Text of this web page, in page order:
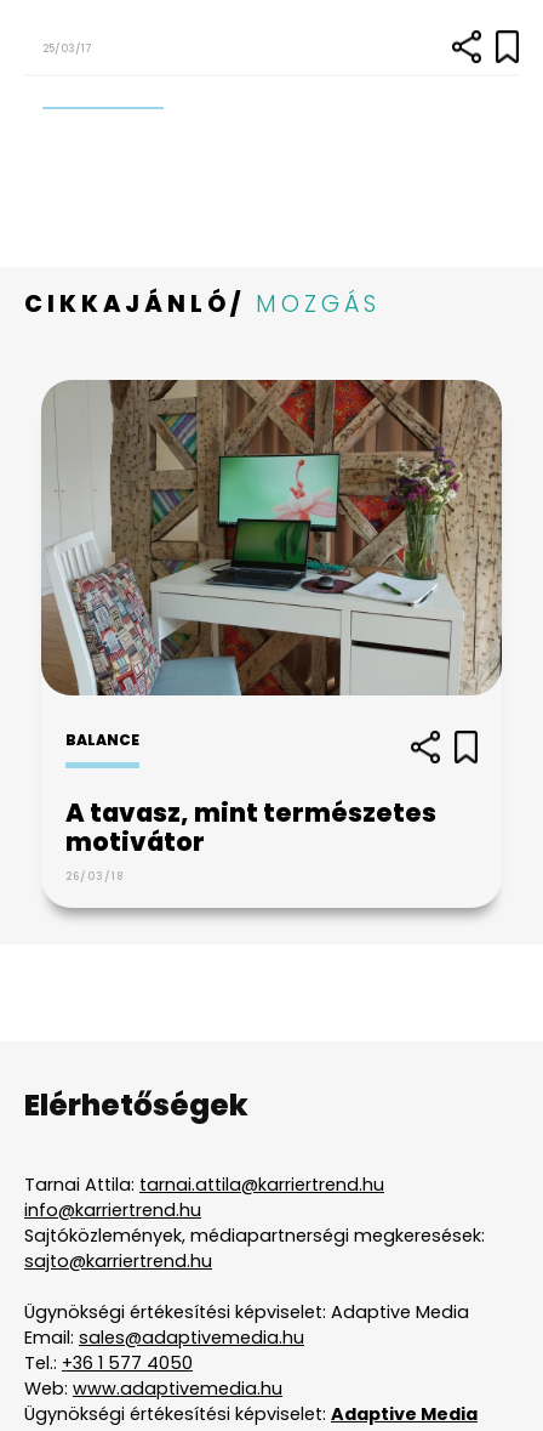
25/03/17
CIKKAJÁNLÓ/ MOZGÁS
BALANCE
A tavasz, mint természetes
motivátor
26/03/18
Elérhetőségek
Tarnai Attila: tarnai.attila@karriertrend.hu
info@karriertrend.hu
Sajtóközlemények, médiapartnerségi megkeresések:
sajto@karriertrend.hu
Ügynökségi értékesítési képviselet: Adaptive Media
Email: sales@adaptivemedia.hu
Tel.: +36 1 577 4050
Web: www.adaptivemedia.hu
Ügynökségi értékesítési képviselet: Adaptive Media